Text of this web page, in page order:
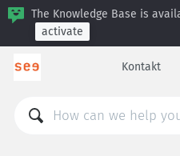
The Knowledge Base is
activate
Kontakt